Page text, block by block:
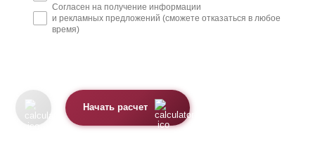
Согласен на получение информации
и рекламных предложений (сможете отказаться в любое
время)
Начать расчет